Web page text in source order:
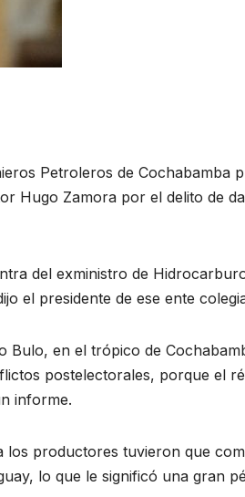
Petroleros de Cochabamba
Hugo Zamora por el delito de
del exministro de
el presidente de ese ente
Bulo, en el trópico de
postelectorales, porque el
informe.
productores tuvieron que
lo que le significó una gran